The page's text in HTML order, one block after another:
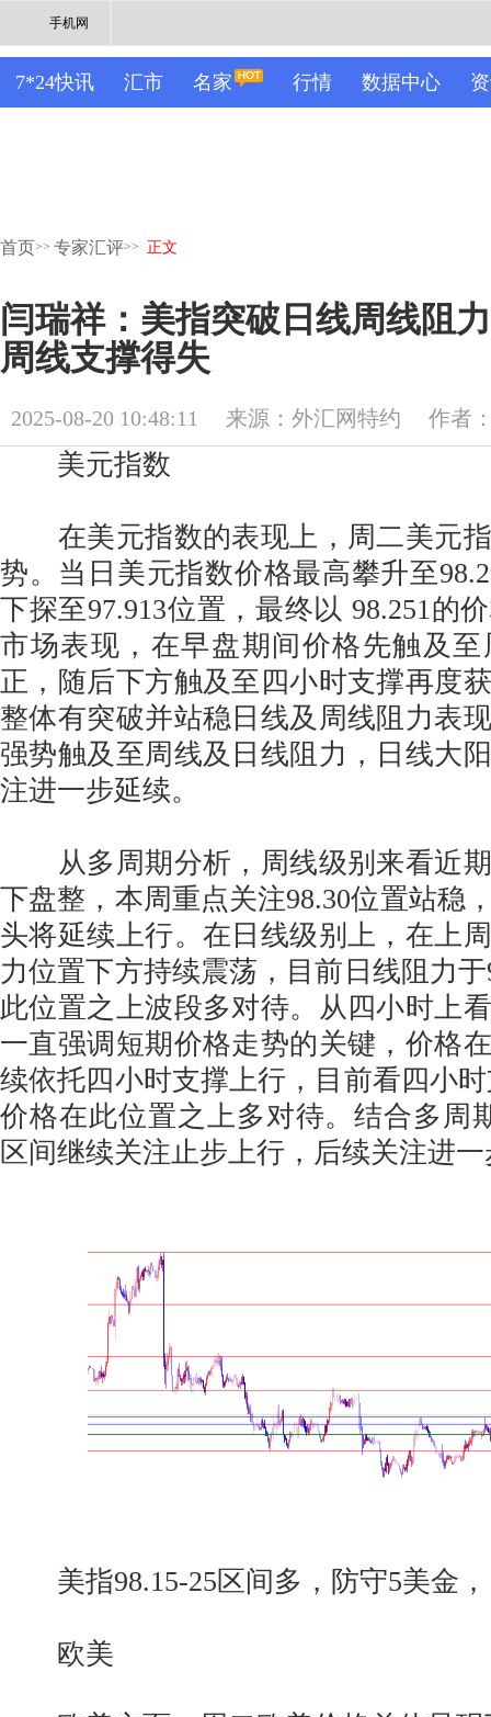
手机网
7*24快讯 汇市 名家 行情 数据中心
首页>> 专家汇评>> 正文
闫瑞祥：美指突破日线周线阻
周线支撑得失
2025-08-20 10:48:11 来源：外汇网特约 作者
美元指数
在美元指数的表现上，周二美元指
势。当日美元指数价格最高攀升至
下探至97.913位置，最终以 98.251的
市场表现，在早盘期间价格先触及
正，随后下方触及至四小时支撑再度
整体有突破并站稳日线及周线阻力表
强势触及至周线及日线阻力，日线大
注进一步延续。
从多周期分析，周线级别来看近期
下盘整，本周重点关注98.30位置站稳
头将延续上行。在日线级别上，在上
力位置下方持续震荡，目前日线阻力
此位置之上波段多对待。从四小时上
一直强调短期价格走势的关键，价格
续依托四小时支撑上行，目前看四小
价格在此位置之上多对待。结合多周
区间继续关注止步上行，后续关注进
美指98.15-25区间多，防守5美金，
欧美